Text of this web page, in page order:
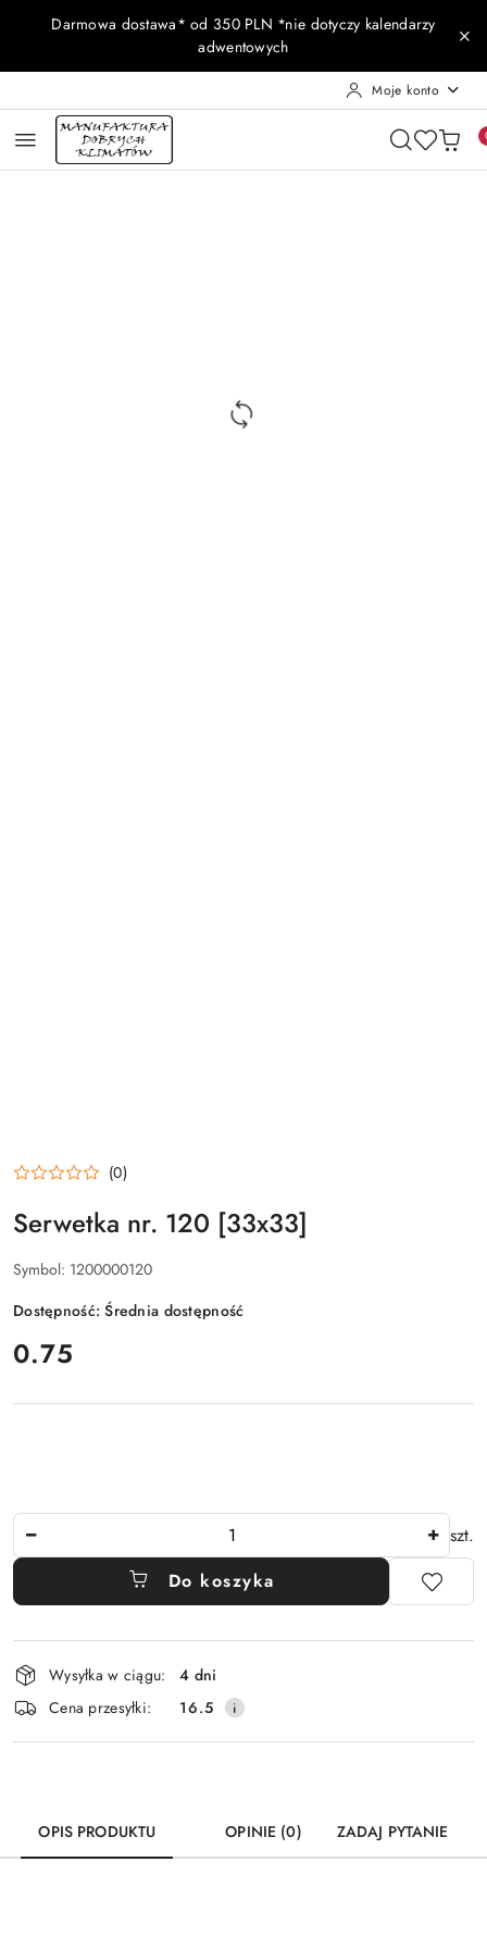
Przejdź do treści głównej
Przejdź do wyszukiwarki
Przejdź do moje konto
Przejdź do menu głównego
Przejdź do opisu produktu
Przejdź do stopki
Darmowa dostawa* od 350 PLN *nie dotyczy kalendarzy
adwentowych
Moje konto
(0)
Serwetka nr. 120 [33x33]
Symbol: 1200000120
Dostępność:Średnia dostępność
cena:
0.75
szt.
Do koszyka
Dostępność
i
dostawa
Wysyłka w ciągu:
4 dni
Cena przesyłki:
16.5
OPIS PRODUKTU OPINIE (0) ZADAJ PYTANIE